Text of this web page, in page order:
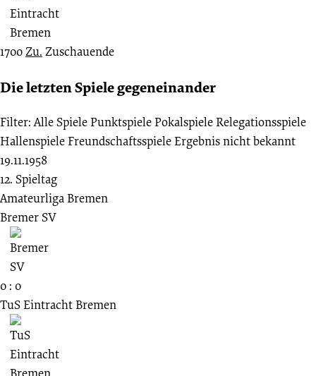
1700Zu. Zuschauende
Die letzten Spiele gegeneinander
Filter: Alle SpielePunktspielePokalspieleRelegationsspiele
HallenspieleFreundschaftsspieleErgebnis nicht bekannt
19.11.1958
12. Spieltag
Amateurliga Bremen
Bremer SV
0 : 0
TuS Eintracht Bremen